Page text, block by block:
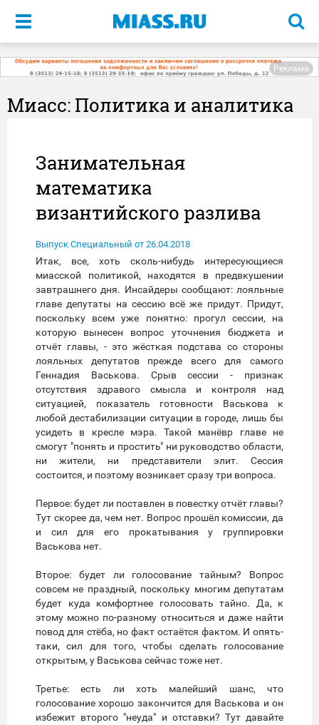
Меню
Реклама
Миасс: Политика и аналитика
Занимательная
математика
византийского разлива
Выпуск Специальный от 26.04.2018
Итак, все, хоть сколь-нибудь интересующиеся
миасской политикой, находятся в предвкушении
завтрашнего дня. Инсайдеры сообщают: лояльные
главе депутаты на сессию всё же придут. Придут,
поскольку всем уже понятно: прогул сессии, на
которую вынесен вопрос уточнения бюджета и
отчёт главы, - это жёсткая подстава со стороны
лояльных депутатов прежде всего для самого
Геннадия Васькова. Срыв сессии - признак
отсутствия здравого смысла и контроля над
ситуацией, показатель готовности Васькова к
любой дестабилизации ситуации в городе, лишь бы
усидеть в кресле мэра. Такой манёвр главе не
смогут "понять и простить" ни руководство области,
ни жители, ни представители элит. Сессия
состоится, и поэтому возникает сразу три вопроса.
Первое: будет ли поставлен в повестку отчёт главы?
Тут скорее да, чем нет. Вопрос прошёл комиссии, да
и сил для его прокатывания у группировки
Васькова нет.
Второе: будет ли голосование тайным? Вопрос
совсем не праздный, поскольку многим депутатам
будет куда комфортнее голосовать тайно. Да, к
этому можно по-разному относиться и даже найти
повод для стёба, но факт остаётся фактом. И опять-
таки, сил для того, чтобы сделать голосование
открытым, у Васькова сейчас тоже нет.
Третье: есть ли хоть малейший шанс, что
голосование хорошо закончится для Васькова и он
избежит второго "неуда" и отставки? Тут давайте